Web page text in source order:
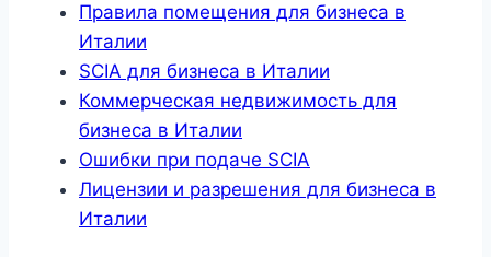
Правила помещения для бизнеса в
Италии
SCIA для бизнеса в Италии
Коммерческая недвижимость для
бизнеса в Италии
Ошибки при подаче SCIA
Лицензии и разрешения для бизнеса в
Италии